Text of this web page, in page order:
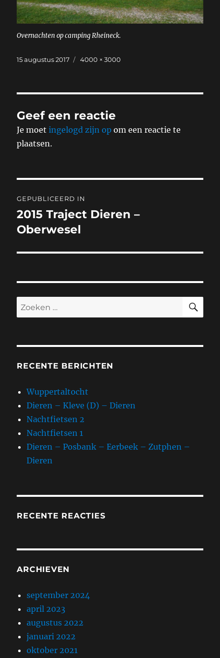
Overnachten op camping Rheineck.
Geplaatst
15 augustus 2017
Volledige
4000 × 3000
Geef een reactie
Je moetingelogd zijn op om een reactie te
plaatsen.
navigatie
GEPUBLICEERD IN
2015 Traject Dieren –
Oberwesel
Zoeken
naar:
RECENTE BERICHTEN
Wuppertaltocht
Dieren – Kleve (D) – Dieren
Nachtfietsen 2
Nachtfietsen 1
Dieren – Posbank – Eerbeek – Zutphen –
Dieren
RECENTE REACTIES
ARCHIEVEN
september 2024
april 2023
augustus 2022
januari 2022
oktober 2021